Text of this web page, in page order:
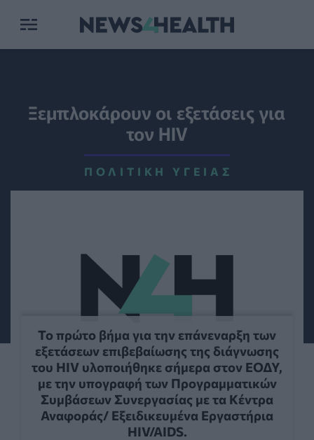
Ξεμπλοκάρουν οι εξετάσεις για
τον HIV
ΠΟΛΙΤΙΚΉ ΥΓΕΊΑΣ
Το πρώτο βήμα για την επάνεναρξη των
εξετάσεων επιβεβαίωσης της διάγνωσης
του HIV υλοποιήθηκε σήμερα στον ΕΟΔΥ,
με την υπογραφή των Προγραμματικών
Συμβάσεων Συνεργασίας με τα Κέντρα
Αναφοράς/ Εξειδικευμένα Εργαστήρια
HIV/AIDS.